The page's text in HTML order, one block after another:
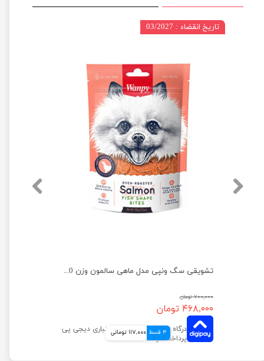
تشویقی سگ ونپی مدل ماهی سالمون وزن 100 گرم
۷۰۰,۰۰۰ تومان
۴۶۸,۰۰۰ تومان
4 قسط 117,000 تومانی
تاریخ انقضاء : 03/2027